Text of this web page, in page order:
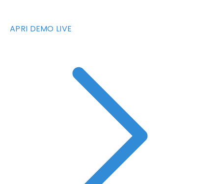
APRI DEMO LIVE